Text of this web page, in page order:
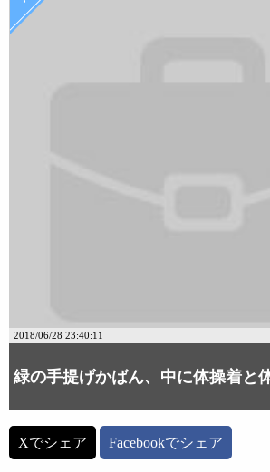
2018/06/28 23:40:11
緑の手提げかばん、中に体操着と
Xでシェア Facebookでシェア